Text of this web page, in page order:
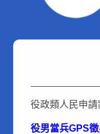
役政類人民申
役男當兵GPS